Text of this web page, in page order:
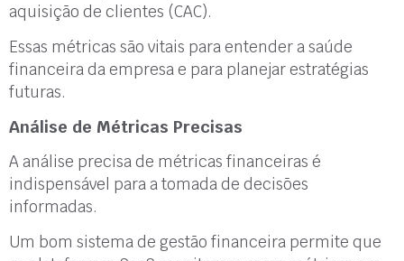
aquisição de clientes (CAC).
Essas métricas são vitais para entender a saúde
financeira da empresa e para planejar estratégias
futuras.
Análise de Métricas Precisas
A análise precisa de métricas financeiras é
indispensável para a tomada de decisões
informadas.
Um bom sistema de gestão financeira permite que